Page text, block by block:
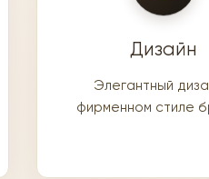
Дизайн
Элегантный
фирменном стиле